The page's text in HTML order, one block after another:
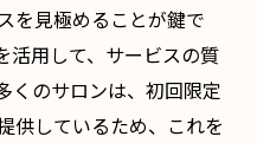
を見極めることが鍵で
活用して、サービスの質
くのサロンは、初回限定
供しているため、これを